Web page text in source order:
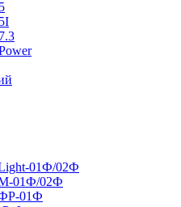
01Ф/02Ф
01Ф/02Ф
01Ф